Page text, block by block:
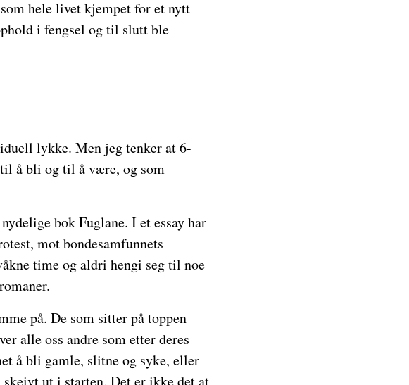
hele livet kjempet for et nytt
i fengsel og til slutt ble
lykke. Men jeg tenker at 6-
å bli og til å være, og som
bok Fuglane. I et essay har
mot bondesamfunnets
time og aldri hengi seg til noe
på. De som sitter på toppen
alle oss andre som etter deres
å bli gamle, slitne og syke, eller
ut i starten. Det er ikke det at